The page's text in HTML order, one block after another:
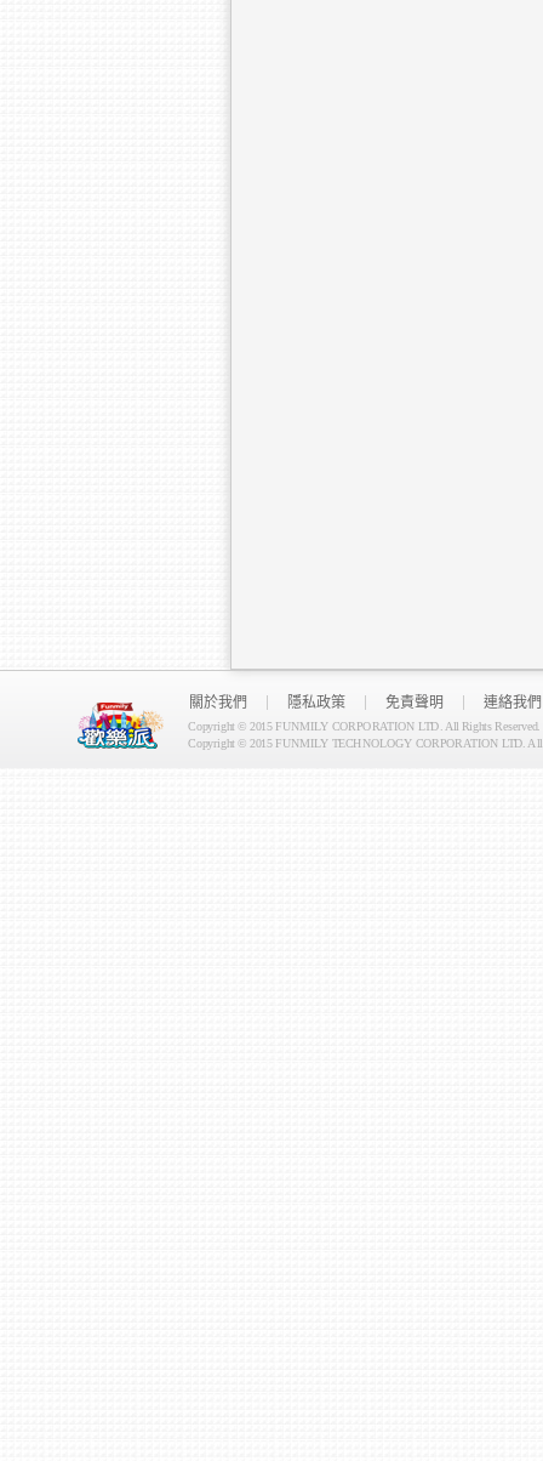
關於我們 隱私政策 免責聲明 連絡我們
Copyright © 2015 FUNMILY CORPORATION LTD. All Rights Reserved.
Copyright © 2015 FUNMILY TECHNOLOGY CORPORATION LTD. All